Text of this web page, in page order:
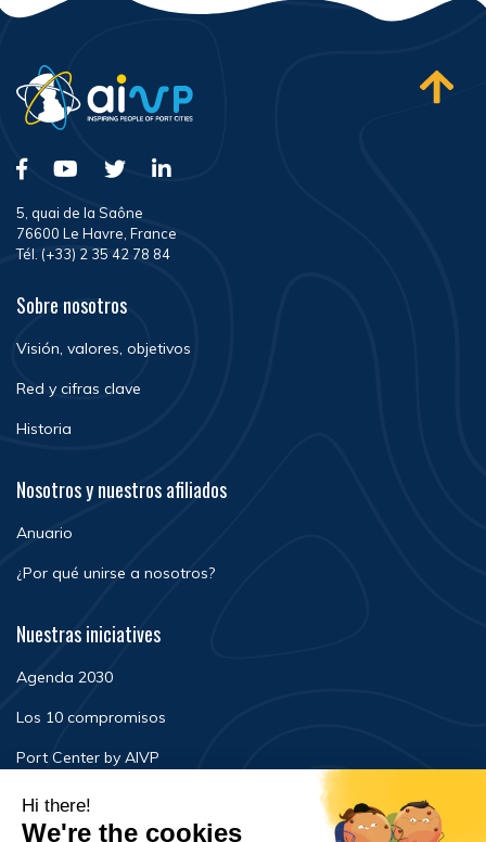
5, quai de la Saône
76600 Le Havre, France
Tél. (+33) 2 35 42 78 84
Sobre nosotros
Visión, valores, objetivos
Red y cifras clave
Historia
Nosotros y nuestros afiliados
Anuario
¿Por qué unirse a nosotros?
Nuestras iniciatives
Agenda 2030
Los 10 compromisos
Port Center by AIVP
Noticias